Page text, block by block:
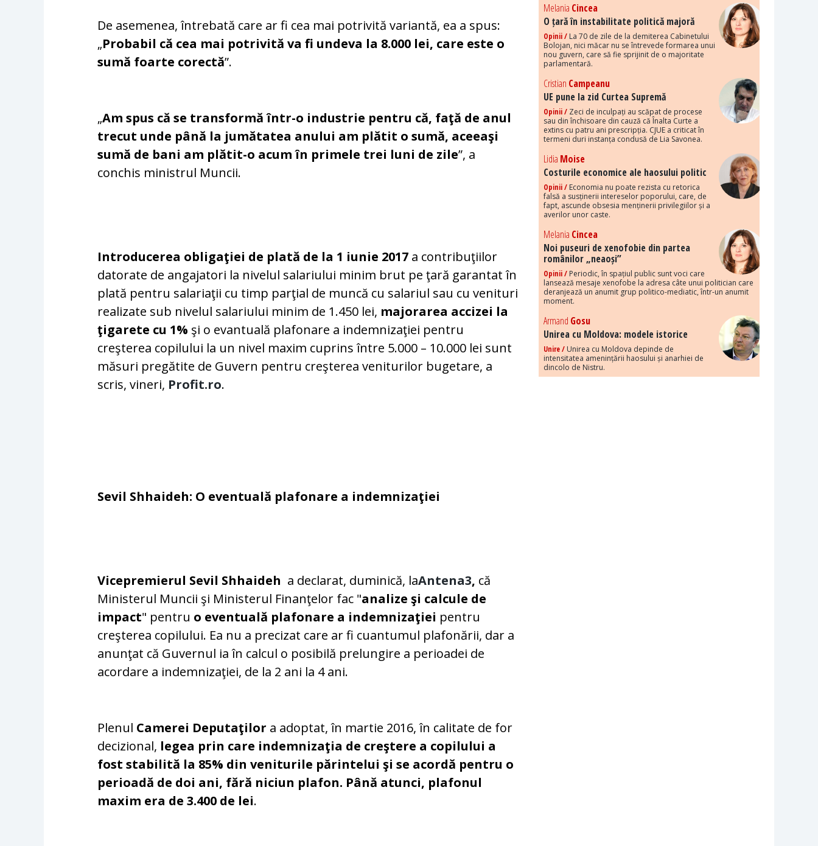
De asemenea, întrebată care ar fi cea mai potrivită variantă, ea a spus:
„Probabil că cea mai potrivită va fi undeva la 8.000 lei, care este o
sumă foarte corectă”.
„Am spus că se transformă într-o industrie pentru că, faţă de anul
trecut unde până la jumătatea anului am plătit o sumă, aceeaşi
sumă de bani am plătit-o acum în primele trei luni de zile”, a
conchis ministrul Muncii.
Introducerea obligaţiei de plată de la 1 iunie 2017 a contribuţiilor
datorate de angajatori la nivelul salariului minim brut pe ţară garantat în
plată pentru salariaţii cu timp parţial de muncă cu salariul sau cu venituri
realizate sub nivelul salariului minim de 1.450 lei, majorarea accizei la
ţigarete cu 1% şi o evantuală plafonare a indemnizaţiei pentru
creşterea copilului la un nivel maxim cuprins între 5.000 – 10.000 lei sunt
măsuri pregătite de Guvern pentru creşterea veniturilor bugetare, a
scris, vineri, Profit.ro.
Sevil Shhaideh: O eventuală plafonare a indemnizaţiei
Vicepremierul Sevil Shhaideh a declarat, duminică, laAntena3, că
Ministerul Muncii şi Ministerul Finanţelor fac "analize şi calcule de
impact" pentru o eventuală plafonare a indemnizaţiei pentru
creşterea copilului. Ea nu a precizat care ar fi cuantumul plafonării, dar a
anunţat că Guvernul ia în calcul o posibilă prelungire a perioadei de
acordare a indemnizaţiei, de la 2 ani la 4 ani.
Plenul Camerei Deputaţilor a adoptat, în martie 2016, în calitate de for
decizional, legea prin care indemnizaţia de creştere a copilului a
fost stabilită la 85% din veniturile părintelui şi se acordă pentru o
perioadă de doi ani, fără niciun plafon. Până atunci, plafonul
maxim era de 3.400 de lei.
Melania Cincea
O țară în instabilitate politică majoră
Opinii / La 70 de zile de la demiterea Cabinetului
Bolojan, nici măcar nu se întrevede formarea unui
nou guvern, care să fie sprijinit de o majoritate
parlamentară.
Cristian Campeanu
UE pune la zid Curtea Supremă
Opinii / Zeci de inculpați au scăpat de procese
sau din închisoare din cauză că Înalta Curte a
extins cu patru ani prescripția. CJUE a criticat în
termeni duri instanța condusă de Lia Savonea.
Lidia Moise
Costurile economice ale haosului politic
Opinii / Economia nu poate rezista cu retorica
falsă a susținerii intereselor poporului, care, de
fapt, ascunde obsesia menținerii privilegiilor și a
averilor unor caste.
Melania Cincea
Noi puseuri de xenofobie din partea
românilor „neaoși”
Opinii / Periodic, în spațiul public sunt voci care
lansează mesaje xenofobe la adresa câte unui politician care
deranjează un anumit grup politico-mediatic, într-un anumit
moment.
Armand Gosu
Unirea cu Moldova: modele istorice
Unire / Unirea cu Moldova depinde de
intensitatea amenințării haosului și anarhiei de
dincolo de Nistru.